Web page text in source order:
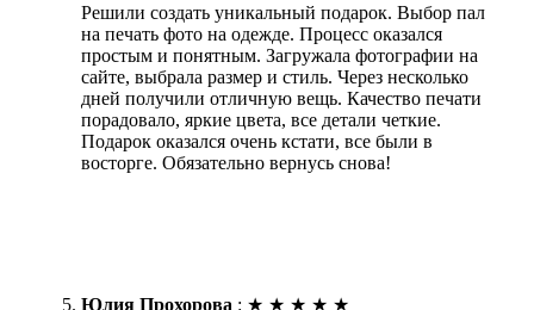
Решили создать уникальный подарок. Выбор пал
на печать фото на одежде. Процесс оказался
простым и понятным. Загружала фотографии на
сайте, выбрала размер и стиль. Через несколько
дней получили отличную вещь. Качество печати
порадовало, яркие цвета, все детали четкие.
Подарок оказался очень кстати, все были в
восторге. Обязательно вернусь снова!
Юлия Прохорова : ★ ★ ★ ★ ★